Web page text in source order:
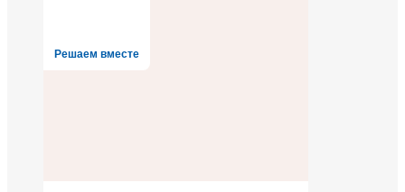
Решаем вместе